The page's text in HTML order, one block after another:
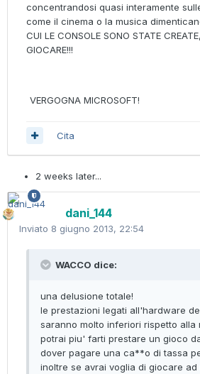
concentrandosi quasi interamente
come il cinema o la musica
CUI LE CONSOLE SONO STATE
GIOCARE!!!
VERGOGNA MICROSOFT!
Cita
2 weeks later...
dani_144
Inviato 8 giugno 2013, 22:54
WACCO dice:
una delusione totale!
le prestazioni legati all'hardware
saranno molto inferiori rispetto alla
potrai piu' farti prestare un gioco
dover pagare una ca**o di tassa
inoltre se avrai voglia di giocare